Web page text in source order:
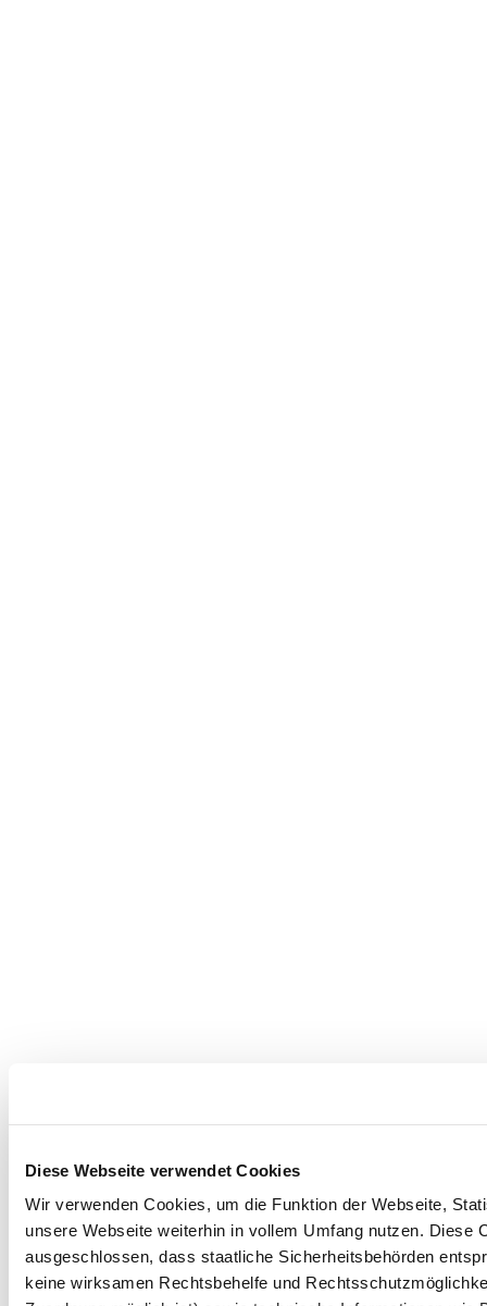
Diese Webseite verwendet Cookies
Wir verwenden Cookies, um die Funktion der Webseite,
unsere Webseite weiterhin in vollem Umfang nutzen.
ausgeschlossen, dass staatliche Sicherheitsbehörden
keine wirksamen Rechtsbehelfe und